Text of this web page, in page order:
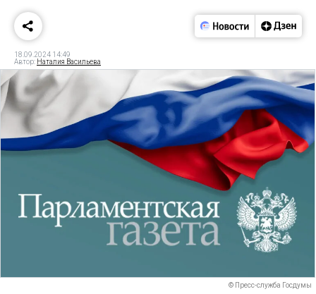
18.09.2024 14:49
Автор: Наталия Васильева
© Пресс-служба Госдумы